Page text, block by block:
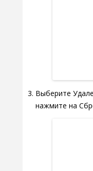
Выберите
нажмите на